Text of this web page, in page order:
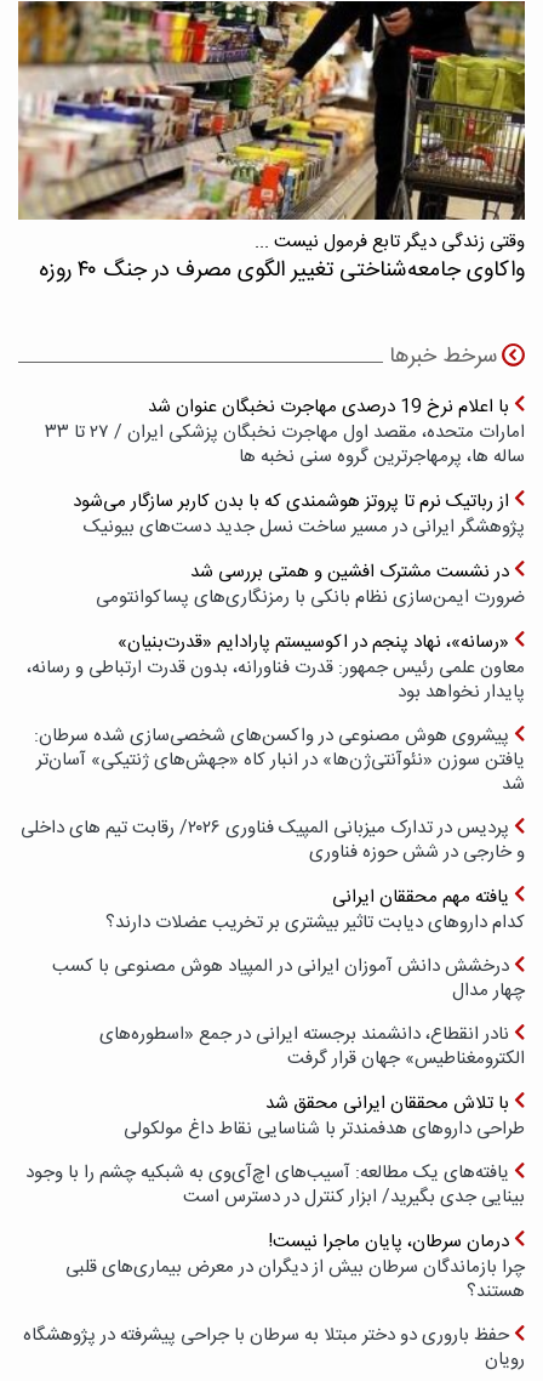
وقتی زندگی دیگر تابع فرمول نیست ...
واکاوی جامعه‌شناختی تغییر الگوی مصرف در جنگ ۴۰ روزه
سرخط خبرها
با اعلام نرخ 19 درصدی مهاجرت نخبگان عنوان شد
امارات متحده، مقصد اول مهاجرت نخبگان پزشکی ایران / ۲۷ تا ۳۳
ساله ها، پرمهاجرترین گروه سنی نخبه ها
از رباتیک نرم تا پروتز هوشمندی که با بدن کاربر سازگار می‌شود
پژوهشگر ایرانی در مسیر ساخت نسل جدید دست‌های بیونیک
در نشست مشترک افشین و همتی بررسی شد
ضرورت ایمن‌سازی نظام بانکی با رمزنگاری‌های پسا‌کوانتومی
«رسانه»، نهاد پنجم در اکوسیستم پارادایم «قدرت‌بنیان»
معاون علمی رئیس جمهور: قدرت فناورانه، بدون قدرت ارتباطی و رسانه،
پایدار نخواهد بود
پیشروی هوش مصنوعی در واکسن‌های شخصی‌سازی شده سرطان:
یافتن سوزن «نئوآنتی‌ژن‌ها» در انبار کاه «جهش‌های ژنتیکی» آسان‌تر
شد
پردیس در تدارک میزبانی المپیک فناوری ۲۰۲۶/ رقابت تیم های داخلی
و خارجی در شش حوزه فناوری
یافته مهم محققان ایرانی
کدام داروهای دیابت تاثیر بیشتری بر تخریب عضلات دارند؟
درخشش دانش آموزان ایرانی در المپیاد هوش مصنوعی با کسب
چهار مدال
نادر انقطاع، دانشمند برجسته ایرانی در جمع «اسطوره‌های
الکترومغناطیس» جهان قرار گرفت
با تلاش محققان ایرانی محقق شد
طراحی داروهای هدفمندتر با شناسایی نقاط داغ مولکولی
یافته‌های یک مطالعه: آسیب‌های اچ‌آی‌وی به شبکیه چشم را با وجود
بینایی جدی بگیرید/ ابزار کنترل در دسترس است
درمان سرطان، پایان ماجرا نیست!
چرا بازماندگان سرطان بیش از دیگران در معرض بیماری‌های قلبی
هستند؟
حفظ باروری دو دختر مبتلا به سرطان با جراحی پیشرفته در پژوهشگاه
رویان